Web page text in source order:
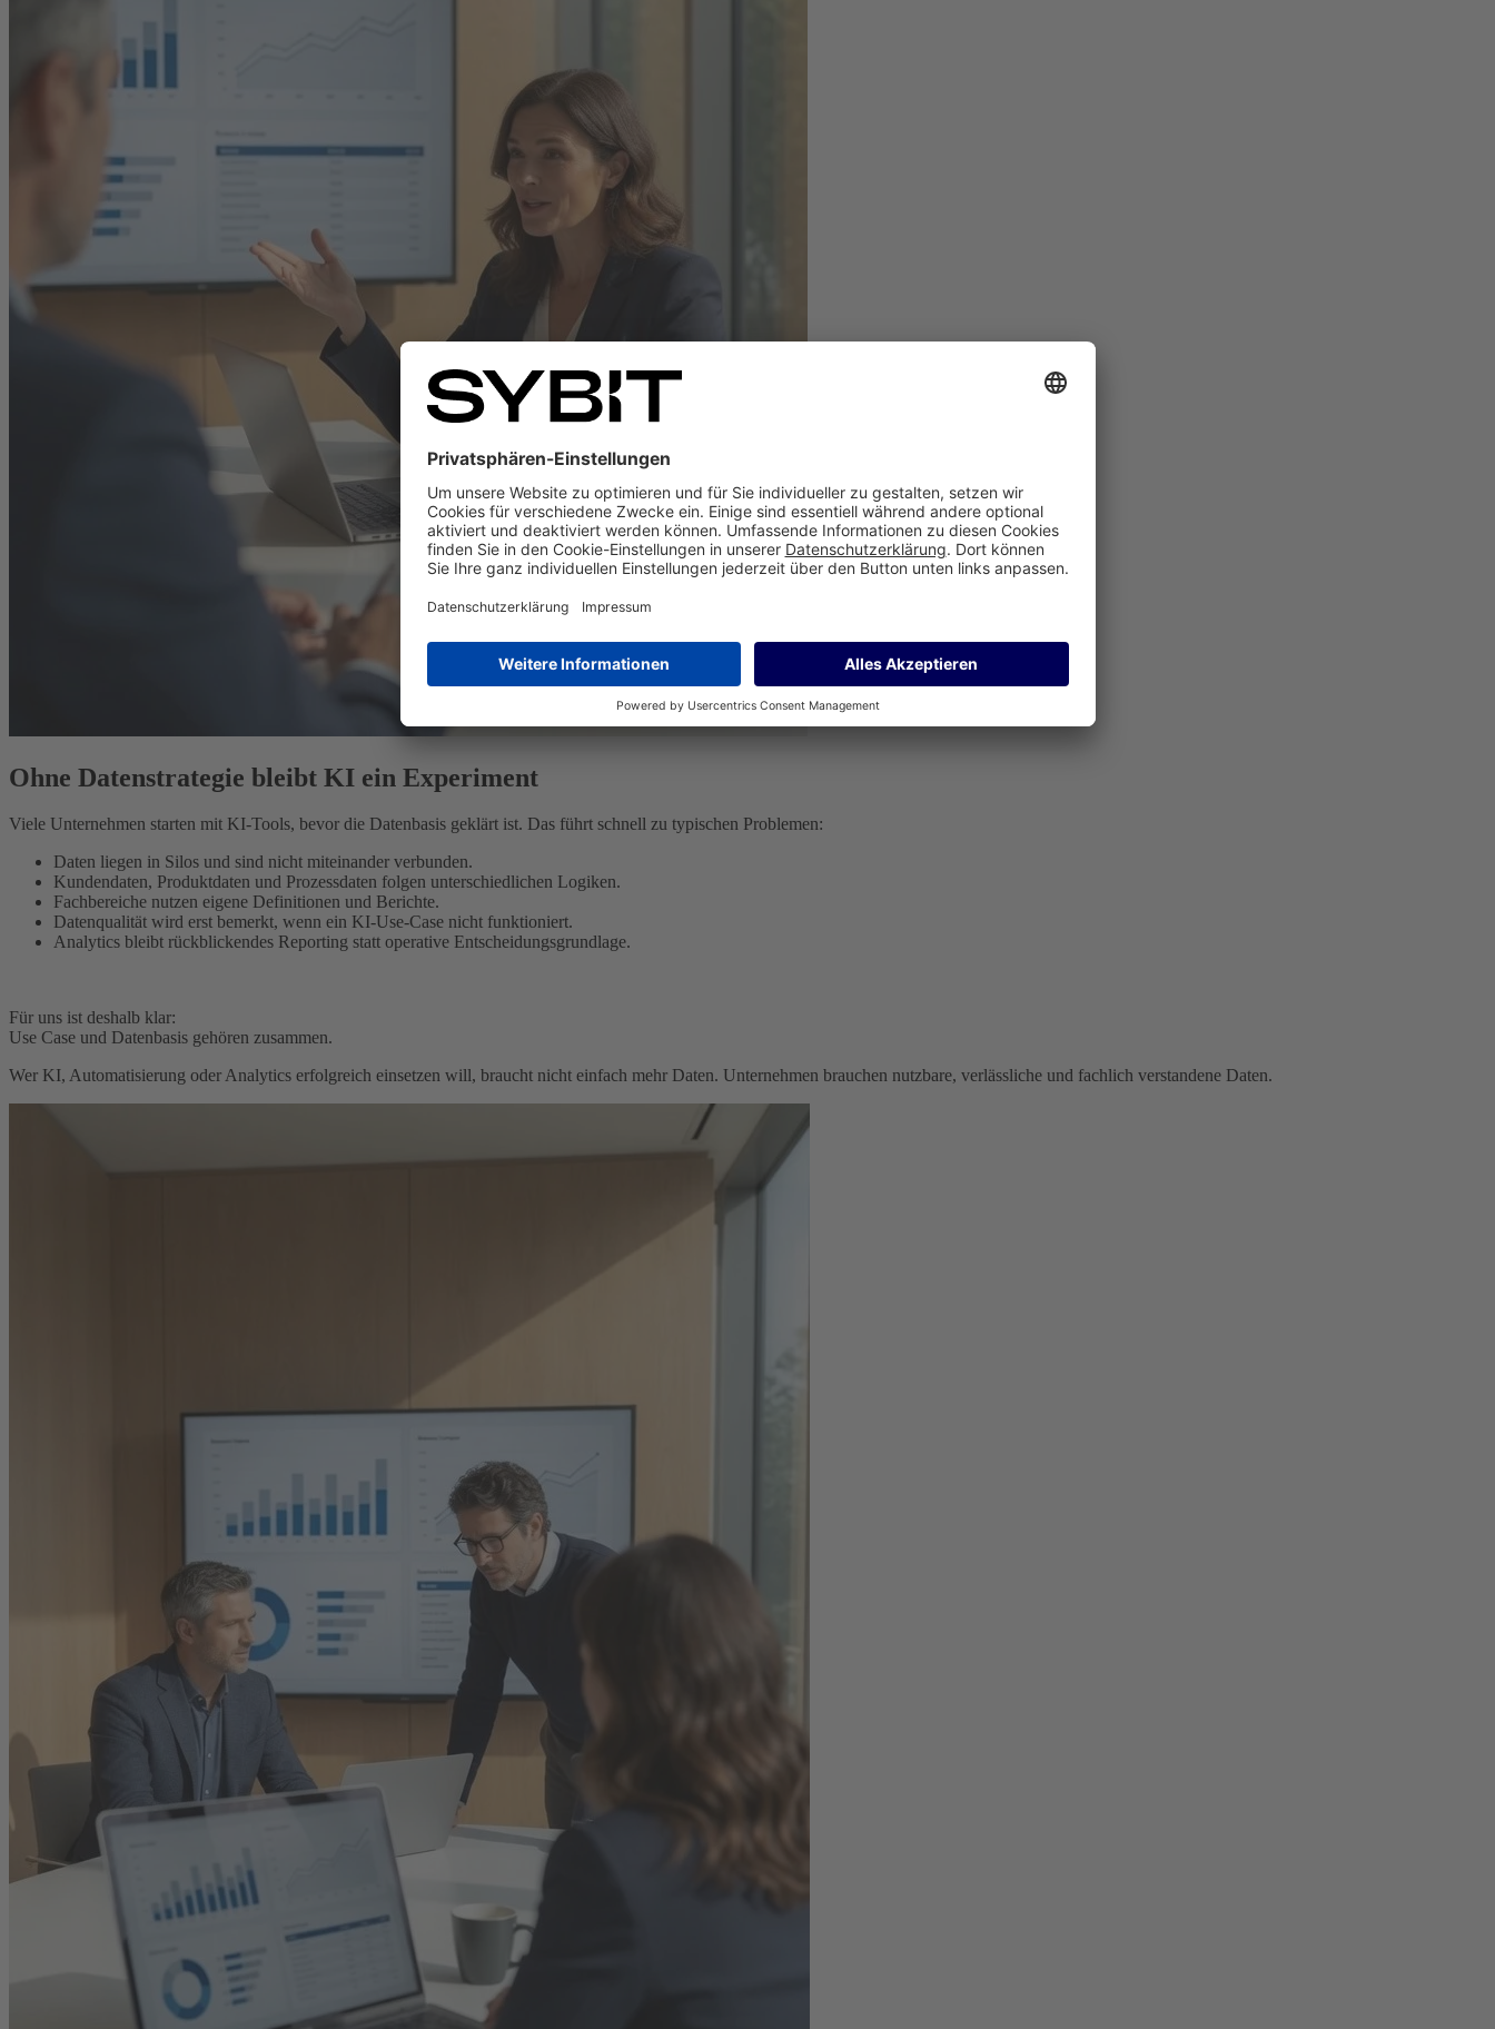
Ohne Datenstrategie bleibt KI ein Experiment
Viele Unternehmen starten mit KI-Tools, bevor die Datenbasis geklärt ist. Das führt schnell zu typischen Problemen:
Daten liegen in Silos und sind nicht miteinander verbunden.
Kundendaten, Produktdaten und Prozessdaten folgen unterschiedlichen Logiken.
Fachbereiche nutzen eigene Definitionen und Berichte.
Datenqualität wird erst bemerkt, wenn ein KI-Use-Case nicht funktioniert.
Analytics bleibt rückblickendes Reporting statt operative Entscheidungsgrundlage.
Für uns ist deshalb klar:
Use Case und Datenbasis gehören zusammen.
Wer KI, Automatisierung oder Analytics erfolgreich einsetzen will, braucht nicht einfach mehr Daten. Unternehmen brauchen nutzbare, verlässliche und fachlich verstandene Daten.